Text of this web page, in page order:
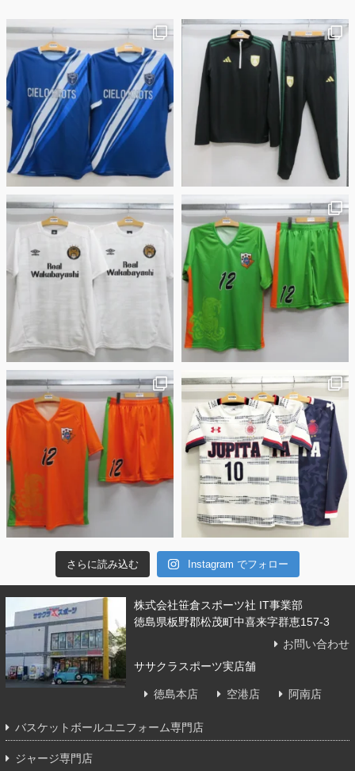
さらに読み込む Instagram でフォロー
株式会社笹倉スポーツ社 IT事業部
徳島県板野郡松茂町中喜来字群恵157-3
お問い合わせ
ササクラスポーツ実店舗
徳島本店 空港店 阿南店
バスケットボールユニフォーム専門店
ジャージ専門店